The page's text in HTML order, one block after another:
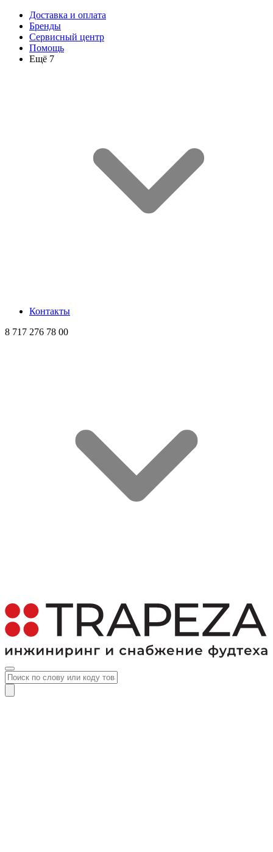
Доставка и оплата
Бренды
Сервисный центр
Помощь
Ещё 7
Контакты
8 717 276 78 00